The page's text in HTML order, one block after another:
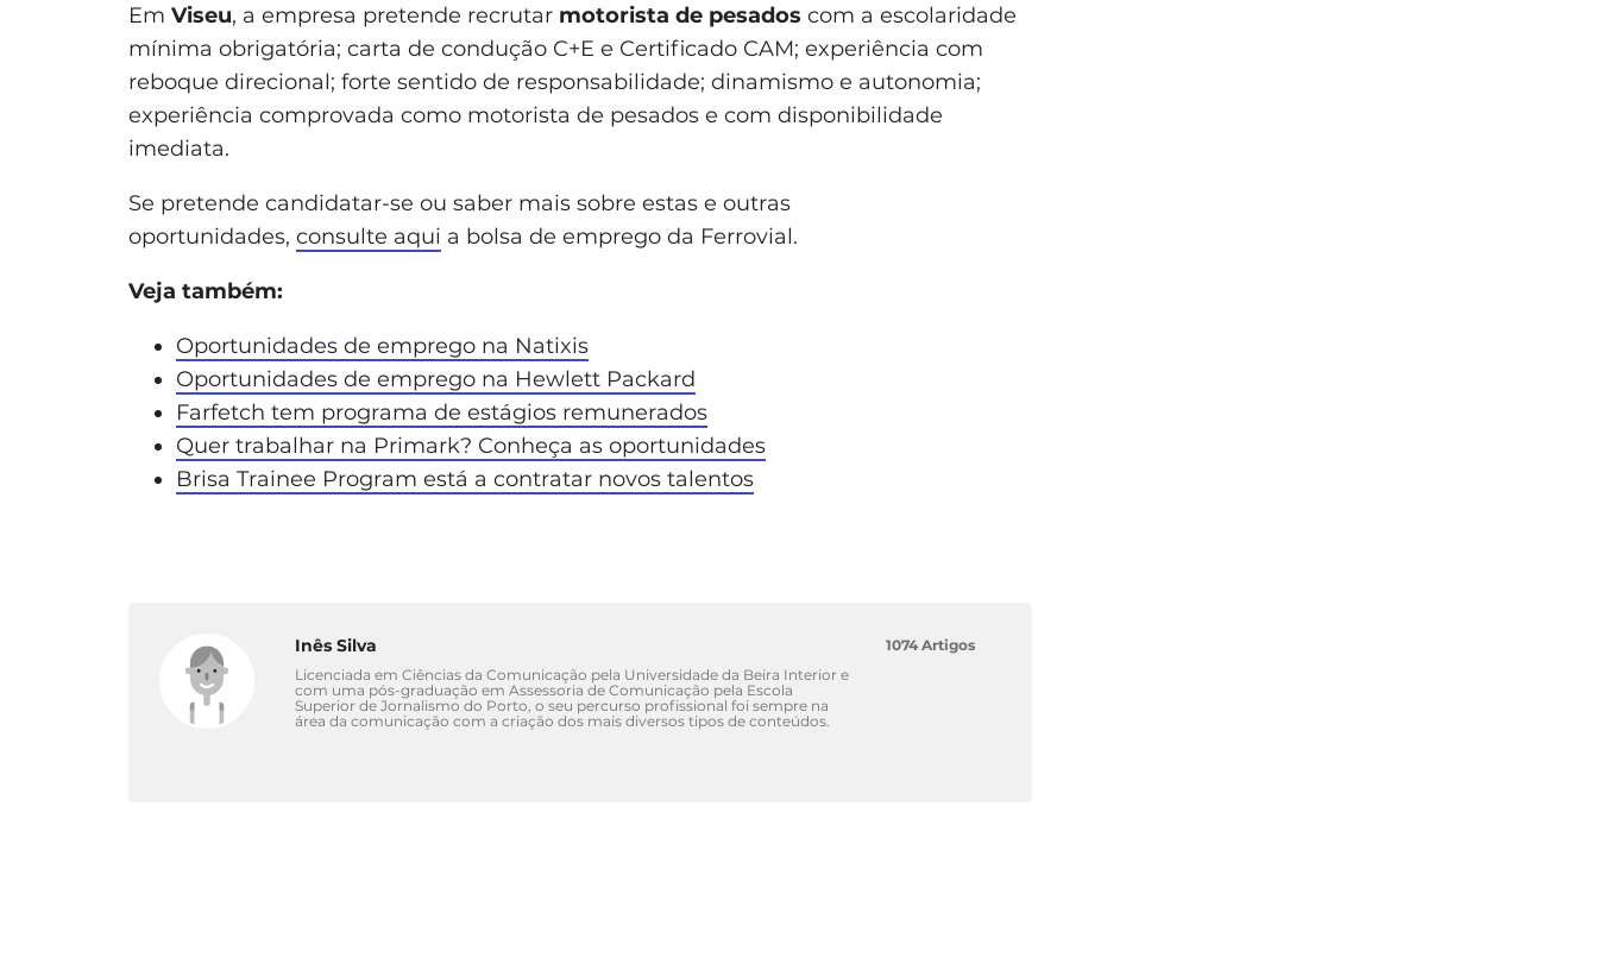
Em Viseu, a empresa pretende recrutar motorista de pesados com a escolaridade
mínima obrigatória; carta de condução C+E e Certificado CAM; experiência com
reboque direcional; forte sentido de responsabilidade; dinamismo e autonomia;
experiência comprovada como motorista de pesados e com disponibilidade
imediata.
Se pretende candidatar-se ou saber mais sobre estas e outras
oportunidades, consulte aqui a bolsa de emprego da Ferrovial.
Veja também:
Oportunidades de emprego na Natixis
Oportunidades de emprego na Hewlett Packard
Farfetch tem programa de estágios remunerados
Quer trabalhar na Primark? Conheça as oportunidades
Brisa Trainee Program está a contratar novos talentos
Inês Silva
Licenciada em Ciências da Comunicação pela Universidade da Beira Interior e
com uma pós-graduação em Assessoria de Comunicação pela Escola
Superior de Jornalismo do Porto, o seu percurso profissional foi sempre na
área da comunicação com a criação dos mais diversos tipos de conteúdos.
1074 Artigos